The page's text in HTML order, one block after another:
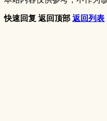
快速回复 返回顶部 返回列表